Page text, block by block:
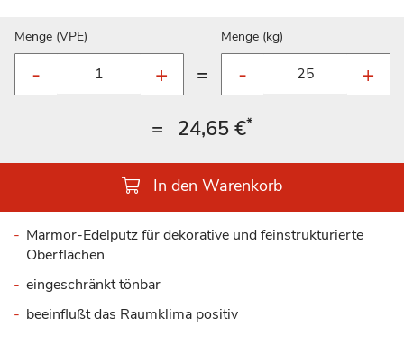
Menge (VPE)
=
Menge (kg)
= 24,65 €*
In den Warenkorb
Marmor-Edelputz für dekorative und feinstrukturierte
Oberflächen
eingeschränkt tönbar
beeinflußt das Raumklima positiv